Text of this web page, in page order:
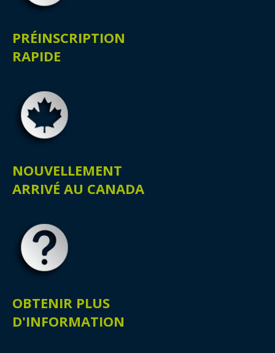
PRÉINSCRIPTION
RAPIDE
NOUVELLEMENT
ARRIVÉ AU CANADA
OBTENIR PLUS
D'INFORMATION